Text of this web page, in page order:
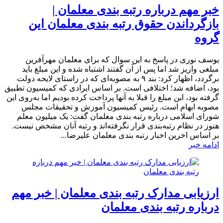
خبر مهم درباره رتبه بندی معلمان |
بازگرداندن حقوق رتبه بندی معلمان این
گروه
یوسف نوری در پاسخ به این سوال که برای معلمان مهرآفرین
مبلغی واریز شد اما پس از آن گفتند اشتباه شده و این مبلغ باید
برگردد، اظهار کرد: بند ۹ به مصوبه‌ای که در راستای لایحه دولت
بود، اضافه شد؛ اختلافی است. بر اساس ایرادی که کمیسیون تطبیق
گرفته بود، این مبلغ را قبلا به آنها پرداخت کرده بودیم اما به‌روی این
مصوبه ابهام است. رئیس کمیسیون آموزش و تحقیقات مجلس
شورای اسلامی درباره رتبه بندی معلمان گفت: یک میلیون معلم
هنوز در نظام رتبه‌بندی قرار نگرفته‌اند و رتبه آنان مشخص نیست.
بر اساس اخرین اخبار رتبه بندی معلمان علیرضا...
ادامه خبر
ارزیابی مدارک رتبه بندی معلمان | خبر مهم
درباره رتبه بندی معلمان